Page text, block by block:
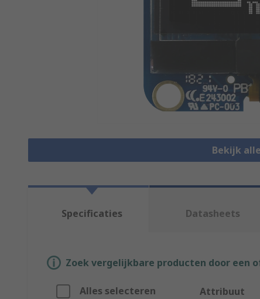
Bekijk
Specificaties Datasheets
Zoek vergelijkbare producten door een
Alles selecteren Attribuut